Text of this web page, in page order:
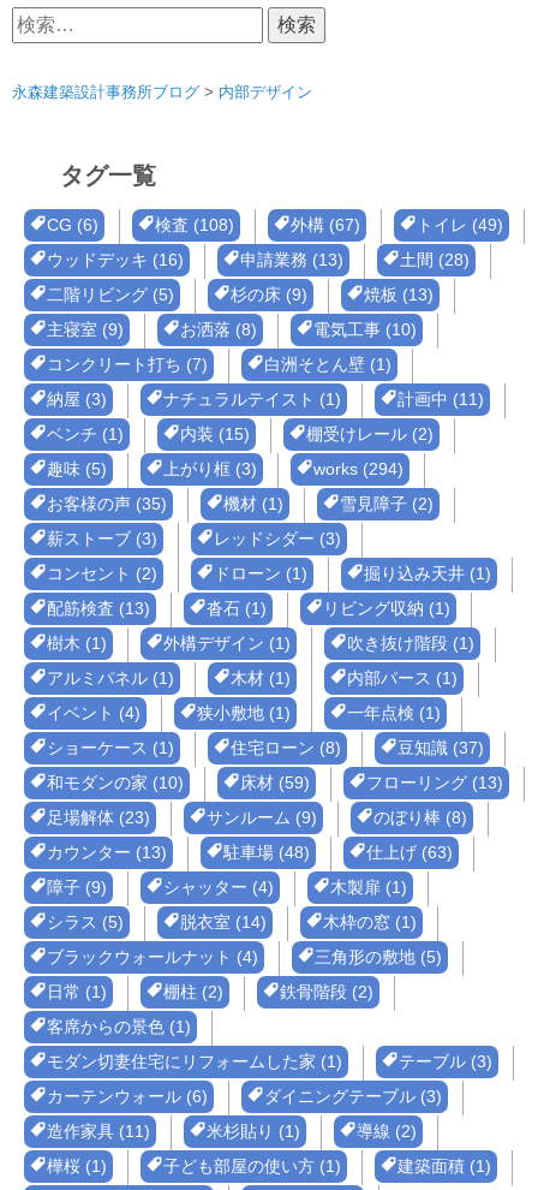
検
索:
永森建築設計事務所ブログ > 内部デザイン
タグ一覧
CG (6) 検査 (108) 外構 (67)
トイレ (49)
ウッドデッキ (16)
申請業務 (13)
土間 (28)
二階リビング (5)
杉の床 (9)
焼板 (13)
主寝室 (9)
お洒落 (8)
電気工事 (10)
コンクリート打ち (7)
白洲そとん壁 (1)
納屋 (3)
ナチュラルテイスト (1)
計画中 (11)
ベンチ (1)
内装 (15)
棚受けレール (2)
趣味 (5)
上がり框 (3)
works (294)
お客様の声 (35)
機材 (1)
雪見障子 (2)
薪ストーブ (3)
レッドシダー (3)
コンセント (2)
ドローン (1)
掘り込み天井 (1)
配筋検査 (13)
沓石 (1)
リビング収納 (1)
樹木 (1)
外構デザイン (1)
吹き抜け階段 (1)
アルミパネル (1)
木材 (1)
内部パース (1)
イベント (4)
狭小敷地 (1)
一年点検 (1)
ショーケース (1)
住宅ローン (8)
豆知識 (37)
和モダンの家 (10)
床材 (59)
フローリング (13)
足場解体 (23)
サンルーム (9)
のぼり棒 (8)
カウンター (13)
駐車場 (48)
仕上げ (63)
障子 (9)
シャッター (4)
木製扉 (1)
シラス (5)
脱衣室 (14)
木枠の窓 (1)
ブラックウォールナット (4)
三角形の敷地 (5)
日常 (1)
棚柱 (2)
鉄骨階段 (2)
客席からの景色 (1)
モダン切妻住宅にリフォームした家 (1)
テーブル (3)
カーテンウォール (6)
ダイニングテーブル (3)
造作家具 (11)
米杉貼り (1)
導線 (2)
樺桜 (1)
子ども部屋の使い方 (1)
建築面積 (1)